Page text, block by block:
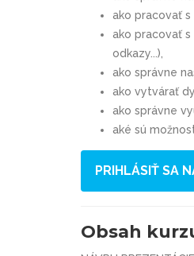
ako pracovať
ako pracovať
odkazy...),
ako správne
ako vytvárať
ako správne
aké sú
PRIHLÁSIŤ SA
Obsah